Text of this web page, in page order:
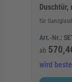
Duschtür,
für
Art.-Nr.:
ab
wird